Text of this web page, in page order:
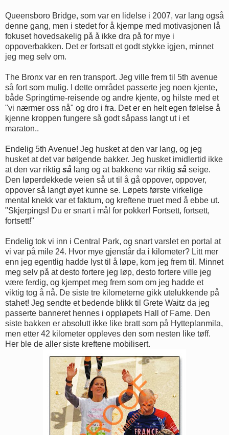
Queensboro Bridge, som var en lidelse i 2007, var lang også
denne gang, men i stedet for å kjempe med motivasjonen lå
fokuset hovedsakelig på å ikke dra på for mye i
oppoverbakken. Det er fortsatt et godt stykke igjen, minnet
jeg meg selv om.
The Bronx var en ren transport. Jeg ville frem til 5th avenue
så fort som mulig. I dette området passerte jeg noen kjente,
både Springtime-reisende og andre kjente, og hilste med et
"vi nærmer oss nå" og dro i fra. Det er en helt egen følelse å
kjenne kroppen fungere så godt såpass langt ut i et
maraton..
Endelig 5th Avenue! Jeg husket at den var lang, og jeg
husket at det var bølgende bakker. Jeg husket imidlertid ikke
at den var riktig så lang og at bakkene var riktig så seige.
Den løperdekkede veien så ut til å gå oppover, oppover,
oppover så langt øyet kunne se. Løpets første virkelige
mental knekk var et faktum, og kreftene truet med å ebbe ut.
"Skjerpings! Du er snart i mål for pokker! Fortsett, fortsett,
fortsett!"
Endelig tok vi inn i Central Park, og snart varslet en portal at
vi var på mile 24. Hvor mye gjenstår da i kilometer? Litt mer
enn jeg egentlig hadde lyst til å løpe, kom jeg frem til. Minnet
meg selv på at desto fortere jeg løp, desto fortere ville jeg
være ferdig, og kjempet meg frem som om jeg hadde et
viktig tog å nå. De siste tre kilometerne gikk utelukkende på
stahet! Jeg sendte et bedende blikk til Grete Waitz da jeg
passerte banneret hennes i oppløpets Hall of Fame. Den
siste bakken er absolutt ikke like bratt som på Hytteplanmila,
men etter 42 kilometer oppleves den som nesten like tøff.
Her ble de aller siste kreftene mobilisert.